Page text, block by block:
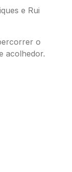
e Rui
o
acolhedor.